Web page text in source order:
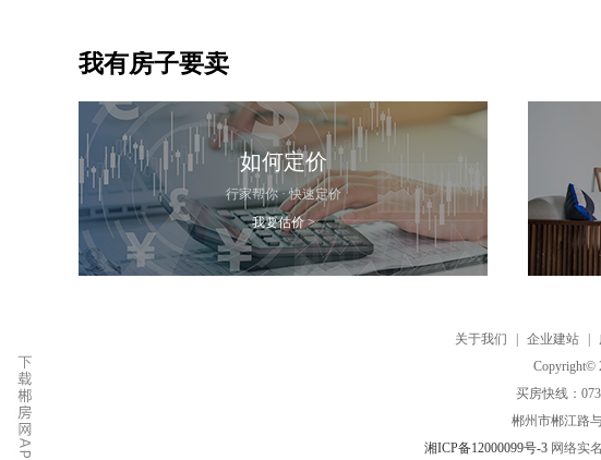
我有房子要卖
如何定价
行家帮你 · 快速定价
我要估价 >
关于我们 企业建站
Copyright©
买房快线：
郴州市郴江路
湘ICP备12000099号-3 网络实